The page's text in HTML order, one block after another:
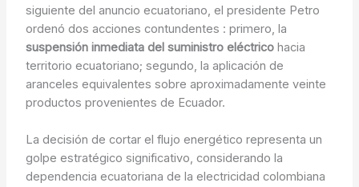
siguiente del anuncio ecuatoriano, el presidente Petro
ordenó dos acciones contundentes : primero, la
suspensión inmediata del suministro eléctricohacia
territorio ecuatoriano; segundo, la aplicación de
aranceles equivalentes sobre aproximadamente veinte
productos provenientes de Ecuador.
La decisión de cortar el flujo energético representa un
golpe estratégico significativo, considerando la
dependencia ecuatoriana de la electricidad colombiana